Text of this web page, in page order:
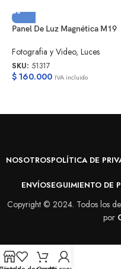
Panel De Luz Magnética M19
Fotografia y Video, Luces
SKU: 51317
$ 160.000 IVA incluido
NOSOTROSPOLÍTICA DE
ENVÍOSEGUIMIENTO DE
Copyright © 2024. Todos los
por